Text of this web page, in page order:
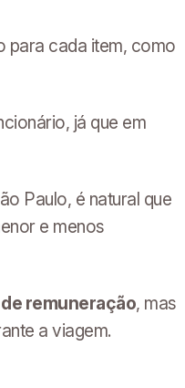
para cada item, como
já que em
Paulo, é natural que
e menos
remuneração, mas
a viagem.